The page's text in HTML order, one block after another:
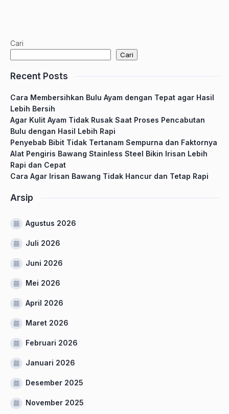
Cari
Cari
Recent Posts
Cara Membersihkan Bulu Ayam dengan Tepat agar Hasil
Lebih Bersih
Agar Kulit Ayam Tidak Rusak Saat Proses Pencabutan
Bulu dengan Hasil Lebih Rapi
Penyebab Bibit Tidak Tertanam Sempurna dan Faktornya
Alat Pengiris Bawang Stainless Steel Bikin Irisan Lebih
Rapi dan Cepat
Cara Agar Irisan Bawang Tidak Hancur dan Tetap Rapi
Arsip
Agustus 2026
Juli 2026
Juni 2026
Mei 2026
April 2026
Maret 2026
Februari 2026
Januari 2026
Desember 2025
November 2025